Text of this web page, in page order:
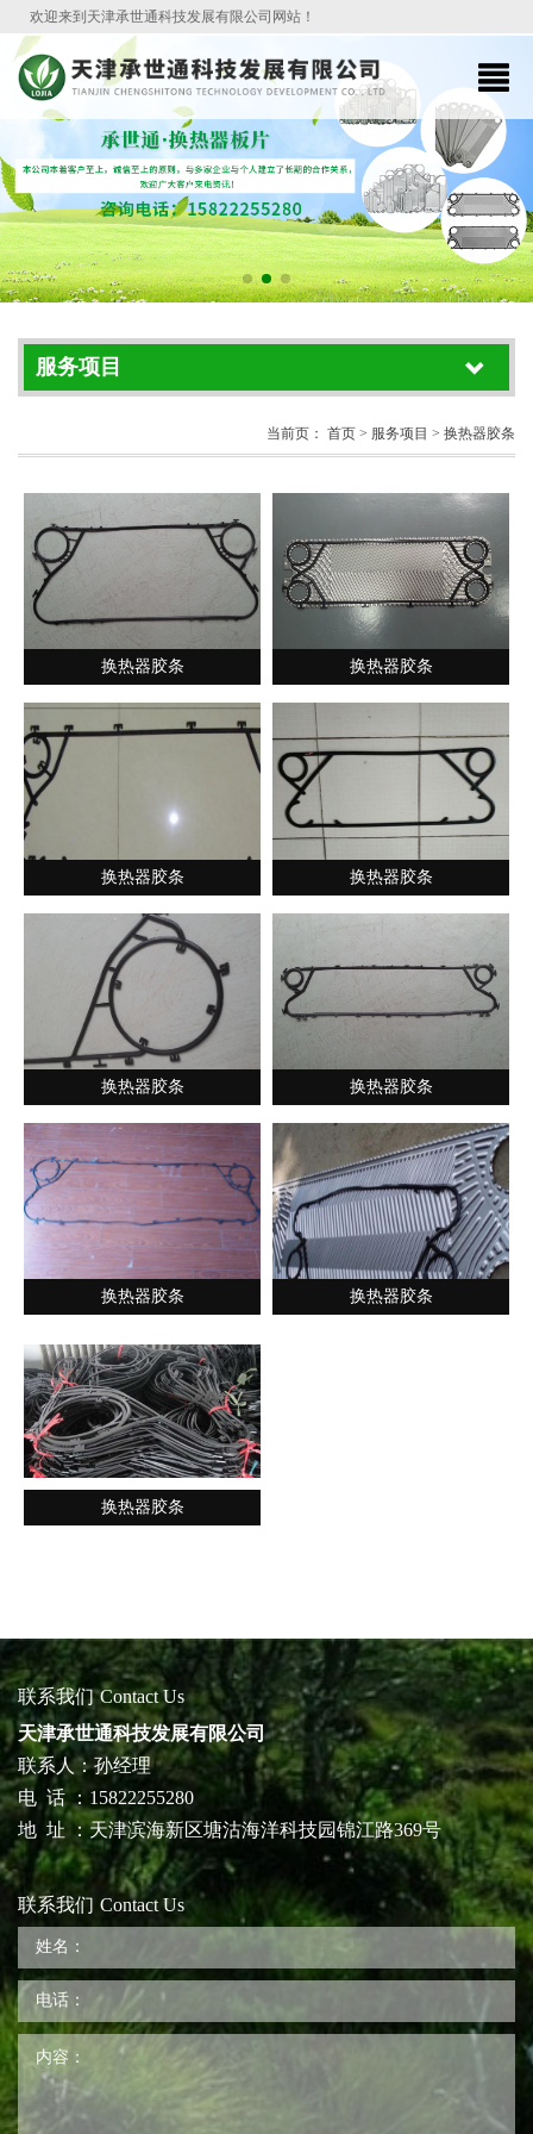
欢迎来到天津承世通科技发展有限公司网站！
服务项目
当前页： 首页 > 服务项目 > 换热器胶条
换热器胶条 换热器胶条
换热器胶条 换热器胶条
换热器胶条 换热器胶条
换热器胶条 换热器胶条
换热器胶条
联系我们 Contact Us
天津承世通科技发展有限公司
联系人：孙经理
电 话 ：15822255280
地 址 ：天津滨海新区塘沽海洋科技园锦江路369号
联系我们 Contact Us